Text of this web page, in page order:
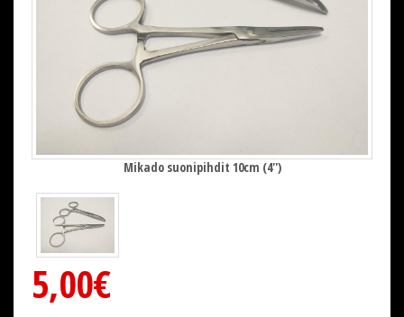
Mikado suonipihdit 10cm (4'')
5,00€